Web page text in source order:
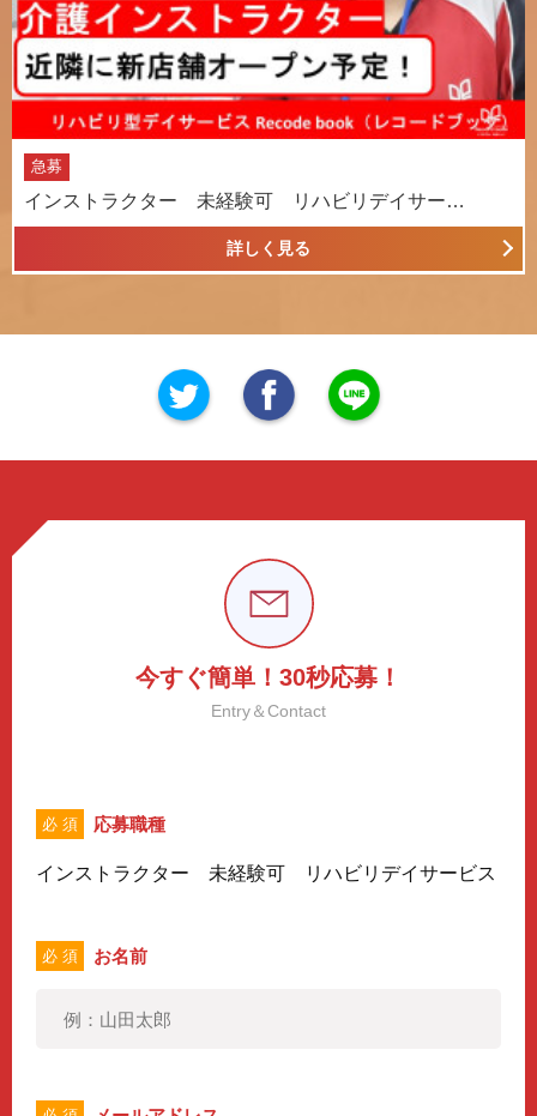
急募
インストラクター 未経験可 リハビリデイサー…
詳しく見る
今すぐ簡単！30秒応募！
Entry＆Contact
必 須 応募職種
インストラクター 未経験可 リハビリデイサービス
必 須 お名前